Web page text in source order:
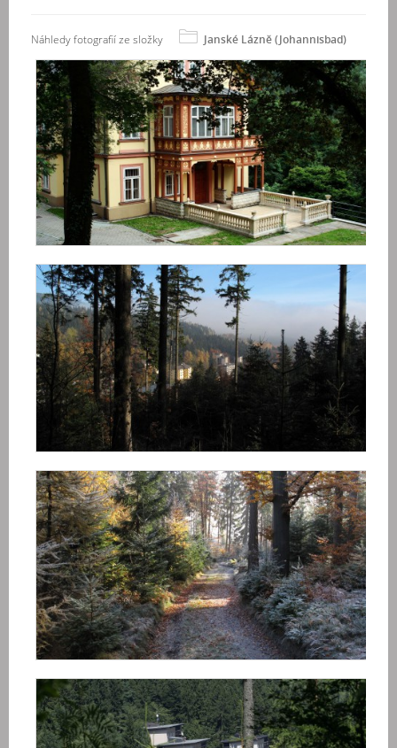
Náhledy fotografií ze složky Janské Lázně (Johannisbad)